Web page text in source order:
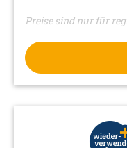
Farbe: grau• Material
Preise sind nur für